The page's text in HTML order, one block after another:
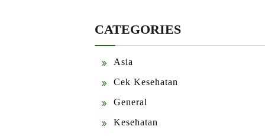
CATEGORIES
Asia
Cek Kesehatan
General
Kesehatan